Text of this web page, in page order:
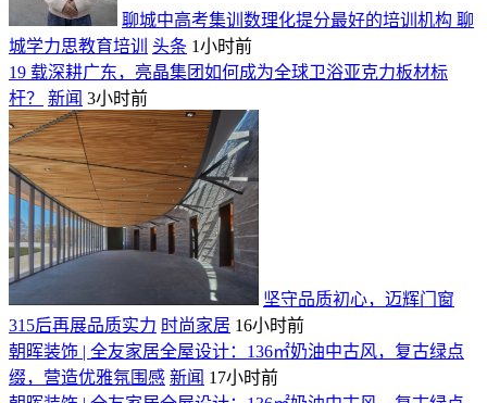
聊城中高考集训数理化提分最好的培训机构 聊
城学力思教育培训
头条 1小时前
19 载深耕广东，亮晶集团如何成为全球卫浴亚克力板材标
杆？
新闻 3小时前
坚守品质初心，迈辉门窗
315后再展品质实力 时尚家居 16小时前
朝晖装饰 | 全友家居全屋设计：136㎡奶油中古风，复古绿点
缀，营造优雅氛围感 新闻 17小时前